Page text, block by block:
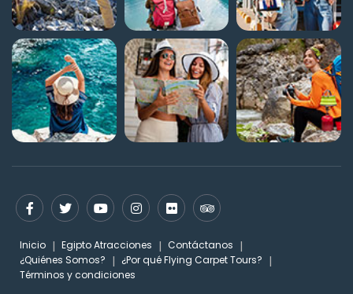
Inicio Egipto Atracciones
Contáctanos
¿Quiénes Somos?
¿Por qué Flying Carpet Tours?
Términos y condiciones